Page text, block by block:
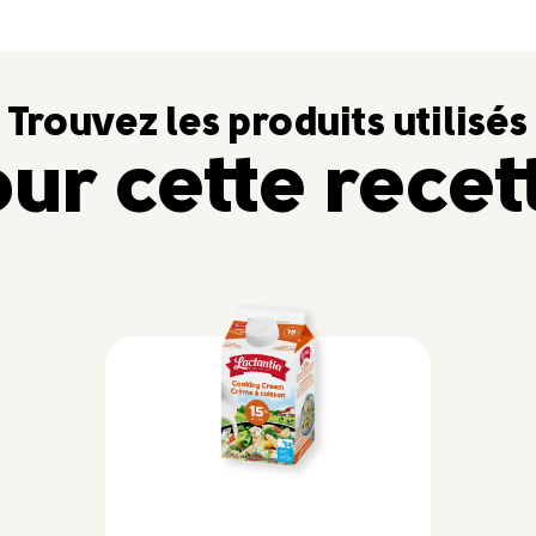
Trouvez les produits utilisés
cette